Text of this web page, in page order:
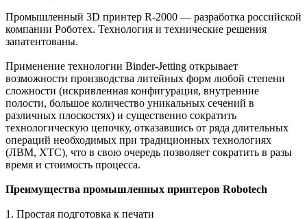
Промышленный 3D принтер R-2000 — разработка российской
компании Роботех. Технология и технические решения
запатентованы.
Применение технологии Binder-Jetting открывает
возможности производства литейных форм любой степени
сложности (искривленная конфигурация, внутренние
полости, большое количество уникальных сечений в
различных плоскостях) и существенно сократить
технологическую цепочку, отказавшись от ряда длительных
операций необходимых при традиционных технологиях
(ЛВМ, ХТС), что в свою очередь позволяет сократить в разы
время и стоимость процесса.
Преимущества промышленных принтеров Robotech
1. Простая подготовка к печати